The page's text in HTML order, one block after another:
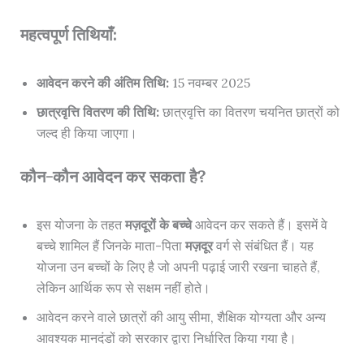
महत्वपूर्ण तिथियाँ:
आवेदन करने की अंतिम तिथि:15 नवम्बर 2025
छात्रवृत्ति वितरण की तिथि:छात्रवृत्ति का वितरण चयनित छात्रों को
जल्द ही किया जाएगा।
कौन-कौन आवेदन कर सकता है?
इस योजना के तहत मज़दूरों के बच्चेआवेदन कर सकते हैं। इसमें वे
बच्चे शामिल हैं जिनके माता-पिता मज़दूरवर्ग से संबंधित हैं। यह
योजना उन बच्चों के लिए है जो अपनी पढ़ाई जारी रखना चाहते हैं,
लेकिन आर्थिक रूप से सक्षम नहीं होते।
आवेदन करने वाले छात्रों की आयु सीमा, शैक्षिक योग्यता और अन्य
आवश्यक मानदंडों को सरकार द्वारा निर्धारित किया गया है।